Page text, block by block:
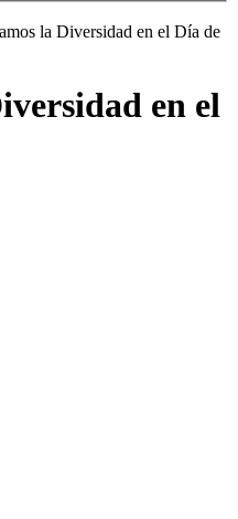
la Diversidad en el Día de
en el